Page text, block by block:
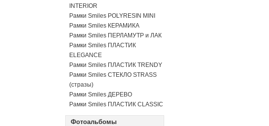
INTERIOR
Рамки Smiles POLYRESIN MINI
Рамки Smiles КЕРАМИКА
Рамки Smiles ПЕРЛАМУТР и ЛАК
Рамки Smiles ПЛАСТИК
ELEGANCE
Рамки Smiles ПЛАСТИК TRENDY
Рамки Smiles СТЕКЛО STRASS
(стразы)
Рамки Smiles ДЕРЕВО
Рамки Smiles ПЛАСТИК CLASSIC
Фотоальбомы